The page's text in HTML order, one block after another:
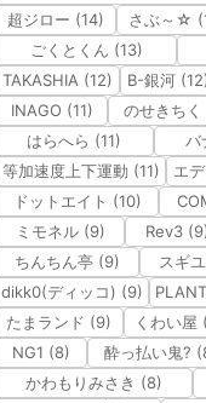
超ジロー (14)
さぶ～☆
ごくとくん (13)
TAKASHIA (12)
B-銀河
INAGO (11)
のせきちく
はらへら (11)
バ
等加速度上下運動 (11)
エ
ドットエイト (10)
ミモネル (9)
Rev3
ちんちん亭 (9)
スギ
dikk0(ディッコ) (9)
たまランド (9)
くわい屋
NG1 (8)
酔っ払い鬼?
かわもりみさき (8)